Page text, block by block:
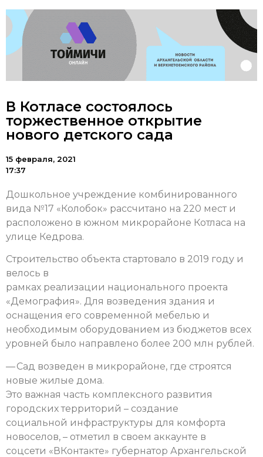
В Котласе состоялось
торжественное открытие
нового детского сада
15 февраля, 2021
17:37
Дошкольное учреждение комбинированного
вида №17 «Колобок» рассчитано на 220 мест и
расположено в южном микрорайоне Котласа на
улице Кедрова.
Строительство объекта стартовало в 2019 году и
велось в
рамках реализации национального проекта
«Демография». Для возведения здания и
оснащения его современной мебелью и
необходимым оборудованием из бюджетов всех
уровней было направлено более 200 млн рублей.
— Сад возведен в микрорайоне, где строятся
новые жилые дома.
Это важная часть комплексного развития
городских территорий – создание
социальной инфраструктуры для комфорта
новоселов, – отметил в своем аккаунте в
соцсети «ВКонтакте» губернатор Архангельской